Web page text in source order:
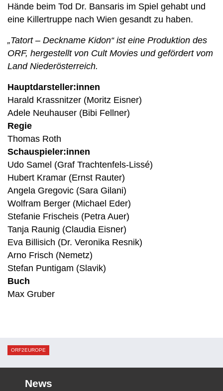
Hände beim Tod Dr. Bansaris im Spiel gehabt und
eine Killertruppe nach Wien gesandt zu haben.
„Tatort – Deckname Kidon“ ist eine Produktion des
ORF, hergestellt von Cult Movies und gefördert vom
Land Niederösterreich.
Hauptdarsteller:innen
Harald Krassnitzer (Moritz Eisner)
Adele Neuhauser (Bibi Fellner)
Regie
Thomas Roth
Schauspieler:innen
Udo Samel (Graf Trachtenfels-Lissé)
Hubert Kramar (Ernst Rauter)
Angela Gregovic (Sara Gilani)
Wolfram Berger (Michael Eder)
Stefanie Frischeis (Petra Auer)
Tanja Raunig (Claudia Eisner)
Eva Billisich (Dr. Veronika Resnik)
Arno Frisch (Nemetz)
Stefan Puntigam (Slavik)
Buch
Max Gruber
ORF2EUROPE
News